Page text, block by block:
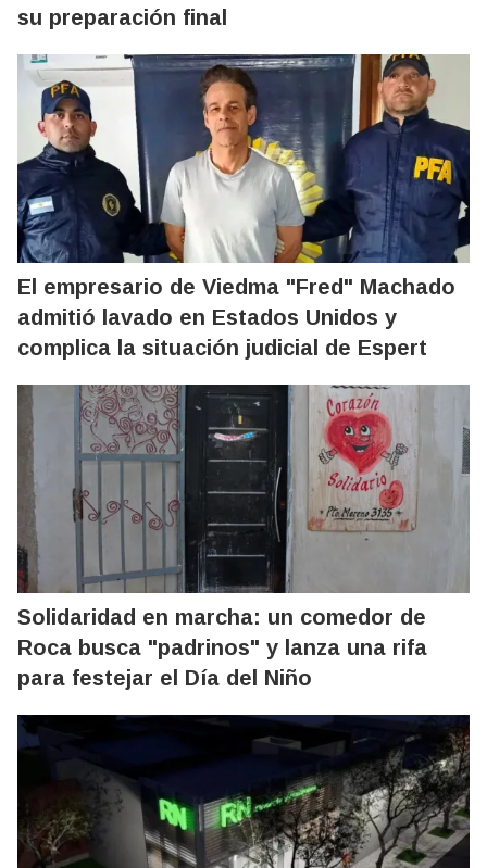
su preparación final
El empresario de Viedma "Fred" Machado
admitió lavado en Estados Unidos y
complica la situación judicial de Espert
Solidaridad en marcha: un comedor de
Roca busca "padrinos" y lanza una rifa
para festejar el Día del Niño